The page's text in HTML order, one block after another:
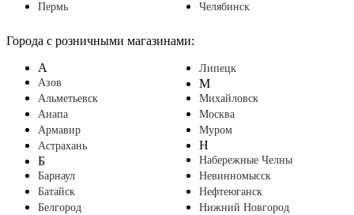
Пермь
Челябинск
Города с розничными магазинами:
А
Азов
Альметьевск
Анапа
Армавир
Астрахань
Б
Барнаул
Батайск
Белгород
Липецк
М
Михайловск
Москва
Муром
Н
Набережные Челны
Невинномысск
Нефтеюганск
Нижний Новгород